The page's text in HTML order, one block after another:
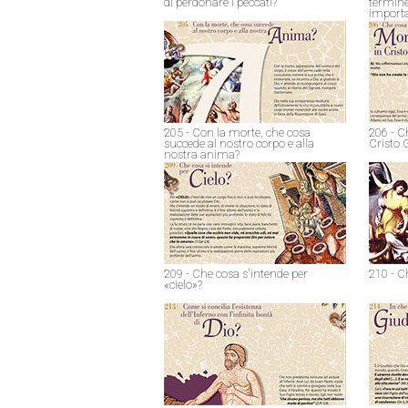
205 - Con la morte, che cosa
succede al nostro corpo e alla
nostra anima?
206 -
Cristo
209 - Che cosa s'intende per
«cielo»?
210 -